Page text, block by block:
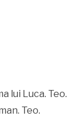
lui Luca. Teo.
Teo.